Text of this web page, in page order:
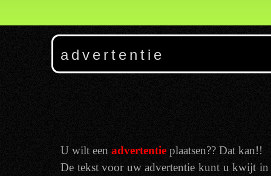
a d v e r t e n t i e
U wilt een advertentie plaatsen?? Dat kan!!
De tekst voor uw advertentie kunt u kwijt